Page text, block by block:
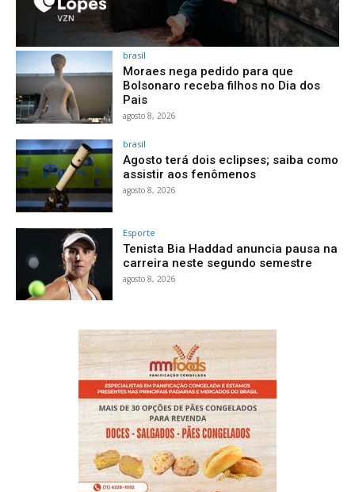
brasil
Moraes nega pedido para que
Bolsonaro receba filhos no Dia dos
Pais
agosto 8, 2026
brasil
Agosto terá dois eclipses; saiba como
assistir aos fenômenos
agosto 8, 2026
Esporte
Tenista Bia Haddad anuncia pausa na
carreira neste segundo semestre
agosto 8, 2026